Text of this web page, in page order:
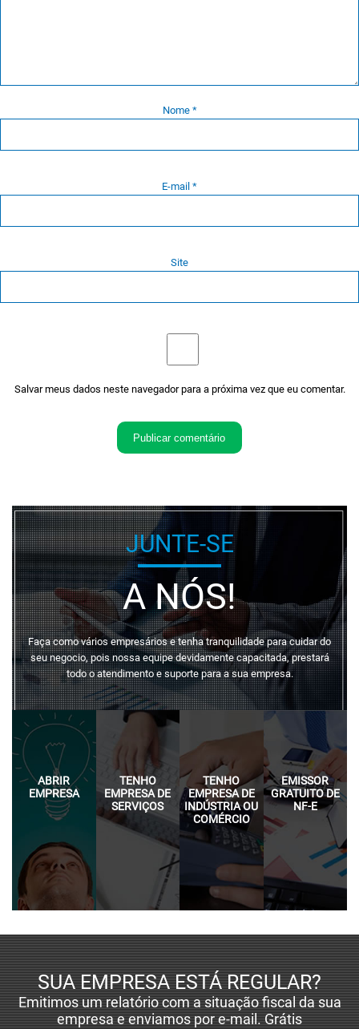
Nome *
E-mail *
Site
Salvar meus dados neste navegador para a próxima vez que eu comentar.
JUNTE-SE
A NÓS!
Faça como vários empresários e tenha tranquilidade para cuidar do
seu negocio, pois nossa equipe devidamente capacitada, prestará
todo o atendimento e suporte para a sua empresa.
ABRIR
EMPRESA
TENHO
EMPRESA DE
SERVIÇOS
TENHO
EMPRESA DE
INDÚSTRIA OU
COMÉRCIO
EMISSOR
GRATUITO DE
NF-E
SUA EMPRESA ESTÁ REGULAR?
Emitimos um relatório com a situação fiscal da sua
empresa e enviamos por e-mail. Grátis